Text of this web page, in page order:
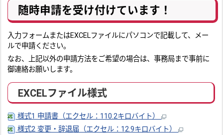
随時申請を受け付けています！
入力フォームまたはEXCELファイルにパソコンで記載して、メー
ルで申請ください。
なお、上記以外の申請方法をご希望の場合は、事務局まで事前に
御連絡お願いします。
EXCELファイル様式
様式1 申請書（エクセル：110.2キロバイト）
様式2 変更・辞退届（エクセル：12.9キロバイト）